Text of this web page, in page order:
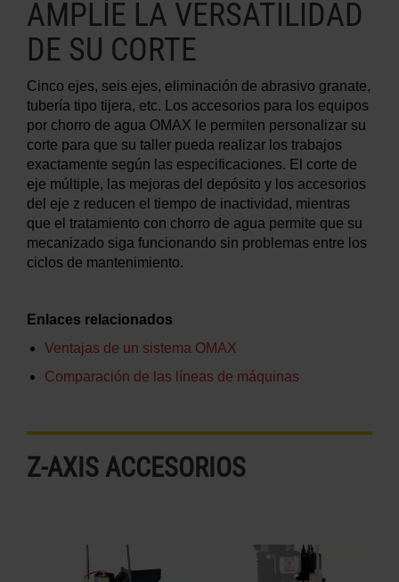
MÁS INFORMACIÓN SOBRE LOS
AMPLÍE LA VERSATILIDAD
DE SU CORTE
Cinco ejes, seis ejes, eliminación de abrasivo granate,
tubería tipo tijera, etc. Los accesorios para los equipos
por chorro de agua OMAX le permiten personalizar su
corte para que su taller pueda realizar los trabajos
exactamente según las especificaciones. El corte de
eje múltiple, las mejoras del depósito y los accesorios
del eje z reducen el tiempo de inactividad, mientras
que el tratamiento con chorro de agua permite que su
mecanizado siga funcionando sin problemas entre los
ciclos de mantenimiento.
Enlaces relacionados
Ventajas de un sistema OMAX
Comparación de las líneas de máquinas
Z-AXIS ACCESORIOS